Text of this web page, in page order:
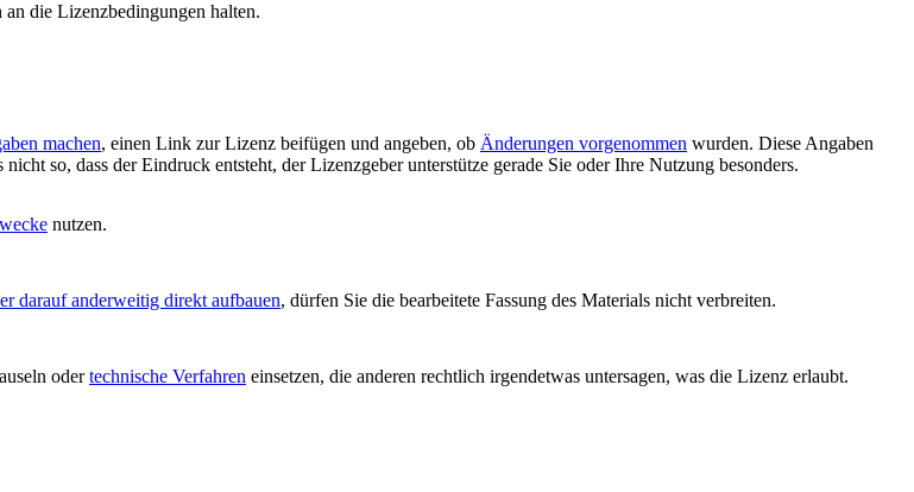
die Lizenzbedingungen halten.
machen, einen Link zur Lizenz beifügen und angeben, ob Änderungen vorgenommen wurden. Diese Angaben
so, dass der Eindruck entsteht, der Lizenzgeber unterstütze gerade Sie oder Ihre Nutzung besonders.
nutzen.
darauf anderweitig direkt aufbauen, dürfen Sie die bearbeitete Fassung des Materials nicht verbreiten.
odertechnische Verfahren einsetzen, die anderen rechtlich irgendetwas untersagen, was die Lizenz erlaubt.